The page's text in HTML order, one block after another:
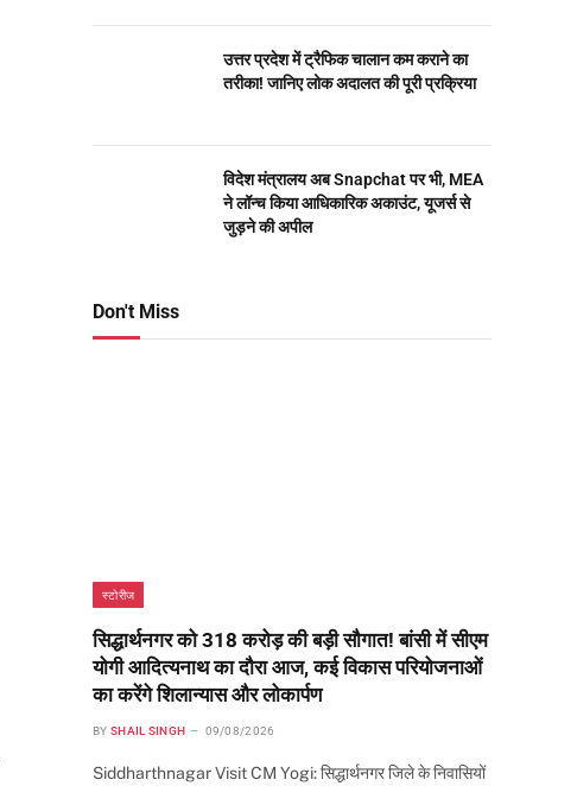
उत्तर प्रदेश में ट्रैफिक चालान कम कराने का
तरीका! जानिए लोक अदालत की पूरी प्रक्रिया
विदेश मंत्रालय अब Snapchat पर भी, MEA
ने लॉन्च किया आधिकारिक अकाउंट, यूजर्स से
जुड़ने की अपील
Don't Miss
स्टोरीज
सिद्धार्थनगर को 318 करोड़ की बड़ी सौगात! बांसी में सीएम
योगी आदित्यनाथ का दौरा आज, कई विकास परियोजनाओं
का करेंगे शिलान्यास और लोकार्पण
BY SHAIL SINGH 09/08/2026
Siddharthnagar Visit CM Yogi: सिद्धार्थनगर जिले के निवासियों